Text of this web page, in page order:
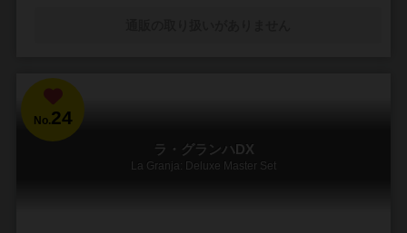
No.24
ラ・グランハDX
La Granja: Deluxe Master Set